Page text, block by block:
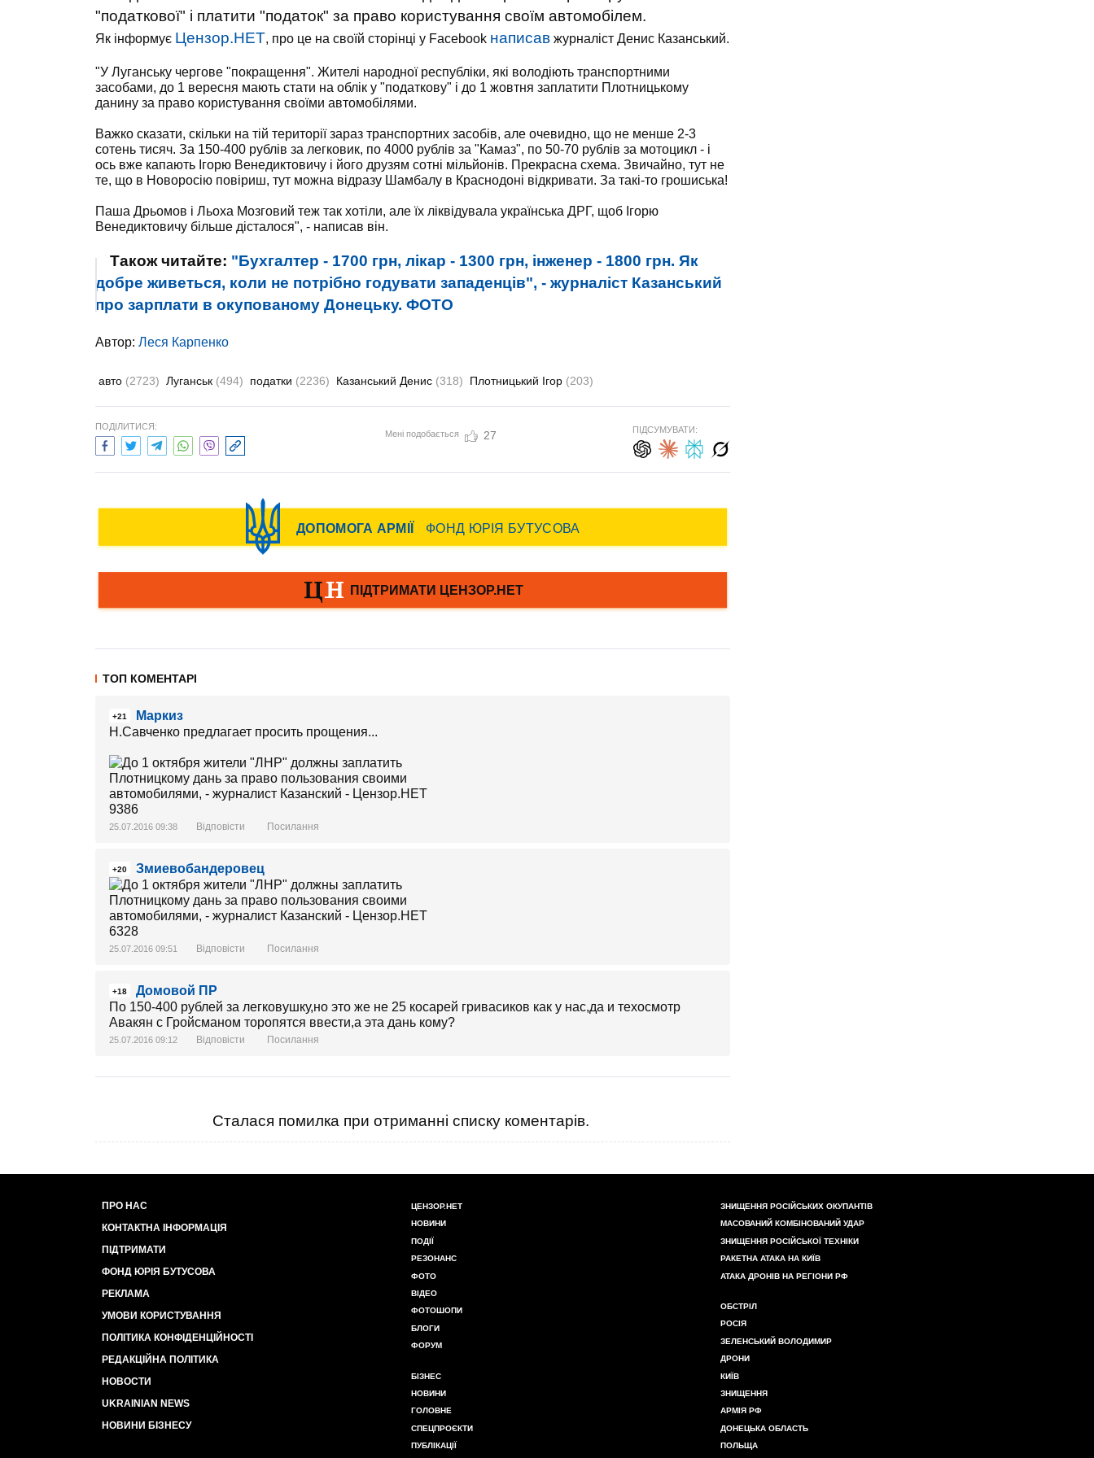
"податкової" і платити "податок" за право користування своїм автомобілем.
Як інформує Цензор.НЕТ, про це на своїй сторінці у Facebook написав журналіст Денис Казанський.
"У Луганську чергове "покращення". Жителі народної республіки, які володіють транспортними
засобами, до 1 вересня мають стати на облік у "податкову" і до 1 жовтня заплатити Плотницькому
данину за право користування своїми автомобілями.
Важко сказати, скільки на тій території зараз транспортних засобів, але очевидно, що не менше 2-3
сотень тисяч. За 150-400 рублів за легковик, по 4000 рублів за "Камаз", по 50-70 рублів за мотоцикл - і
ось вже капають Ігорю Венедиктовичу і його друзям сотні мільйонів. Прекрасна схема. Звичайно, тут не
те, що в Новоросію повіриш, тут можна відразу Шамбалу в Краснодоні відкривати. За такі-то грошиська!
Паша Дрьомов і Льоха Мозговий теж так хотіли, але їх ліквідувала українська ДРГ, щоб Ігорю
Венедиктовичу більше дісталося", - написав він.
Також читайте: "Бухгалтер - 1700 грн, лікар - 1300 грн, інженер - 1800 грн. Як
добре живеться, коли не потрібно годувати западенців", - журналіст Казанський
про зарплати в окупованому Донецьку. ФОТО
Автор: Леся Карпенко
авто (2723) Луганськ (494) податки (2236) Казанський Денис (318) Плотницький Ігор (203)
ПОДІЛИТИСЯ:
Мені подобається 27 ПІДСУМУВАТИ:
ТОП КОМЕНТАРІ
+21
Маркиз
Н.Савченко предлагает просить прощения...
25.07.2016 09:38 Відповісти Посилання
+20 Змиевобандеровец
25.07.2016 09:51 Відповісти Посилання
+18
Домовой ПР
По 150-400 рублей за легковушку,но это же не 25 косарей гривасиков как у нас,да и техосмотр
Авакян с Гройсманом торопятся ввести,а эта дань кому?
25.07.2016 09:12 Відповісти Посилання
Сталася помилка при отриманні списку коментарів.
ПРО НАС
КОНТАКТНА ІНФОРМАЦІЯ
ПІДТРИМАТИ
ФОНД ЮРІЯ БУТУСОВА
РЕКЛАМА
УМОВИ КОРИСТУВАННЯ
ПОЛІТИКА КОНФІДЕНЦІЙНОСТІ
РЕДАКЦІЙНА ПОЛІТИКА
НОВОСТИ
UKRAINIAN NEWS
НОВИНИ БІЗНЕСУ
ЦЕНЗОР.НЕТ
НОВИНИ
ПОДІЇ
РЕЗОНАНС
ФОТО
ВІДЕО
ФОТОШОПИ
БЛОГИ
ФОРУМ
БІЗНЕС
НОВИНИ
ГОЛОВНЕ
СПЕЦПРОЄКТИ
ПУБЛІКАЦІЇ
ЗНИЩЕННЯ РОСІЙСЬКИХ ОКУПАНТІВ
МАСОВАНИЙ КОМБІНОВАНИЙ УДАР
ЗНИЩЕННЯ РОСІЙСЬКОЇ ТЕХНІКИ
РАКЕТНА АТАКА НА КИЇВ
АТАКА ДРОНІВ НА РЕГІОНИ РФ
ОБСТРІЛ
РОСІЯ
ЗЕЛЕНСЬКИЙ ВОЛОДИМИР
ДРОНИ
КИЇВ
ЗНИЩЕННЯ
АРМІЯ РФ
ДОНЕЦЬКА ОБЛАСТЬ
ПОЛЬЩА